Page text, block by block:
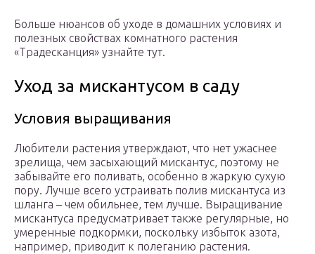
Больше нюансов об уходе в домашних условиях и
полезных свойствах комнатного растения
«Традесканция» узнайте тут.
Уход за мискантусом в саду
Условия выращивания
Любители растения утверждают, что нет ужаснее
зрелища, чем засыхающий мискантус, поэтому не
забывайте его поливать, особенно в жаркую сухую
пору. Лучше всего устраивать полив мискантуса из
шланга – чем обильнее, тем лучше. Выращивание
мискантуса предусматривает также регулярные, но
умеренные подкормки, поскольку избыток азота,
например, приводит к полеганию растения.